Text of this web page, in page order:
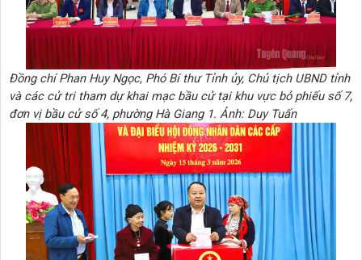
Đồng chí Phan Huy Ngọc, Phó Bí thư Tỉnh ủy, Chủ tịch UBND tỉnh
và các cử tri tham dự khai mạc bầu cử tại khu vực bỏ phiếu số 7,
đơn vị bầu cử số 4, phường Hà Giang 1. Ảnh: Duy Tuấn